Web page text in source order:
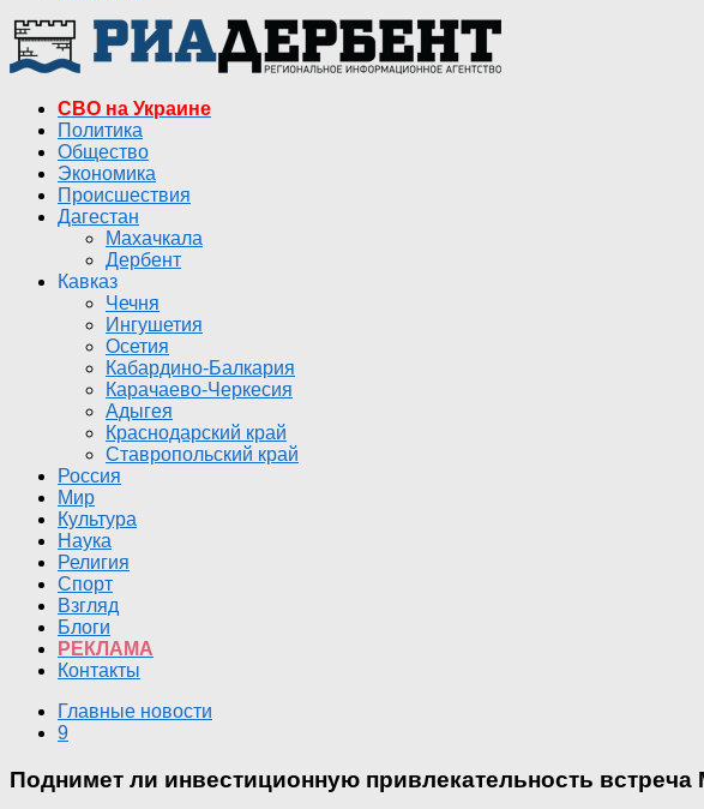
СВО на Украине
Политика
Общество
Экономика
Происшествия
Дагестан
Махачкала
Дербент
Кавказ
Чечня
Ингушетия
Осетия
Кабардино-Балкария
Карачаево-Черкесия
Адыгея
Краснодарский край
Ставропольский край
Россия
Мир
Культура
Наука
Религия
Спорт
Взгляд
Блоги
РЕКЛАМА
Контакты
Главные новости
9
Поднимет ли инвестиционную привлекательность